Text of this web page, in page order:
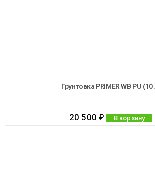
Грунтовка PRIMER WB PU (10
20 500₽ В корзину